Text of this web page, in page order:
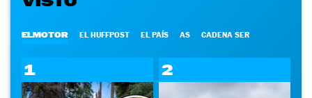
ELMOTOR EL HUFFPOST EL PAÍS AS CADENA SER
1 2